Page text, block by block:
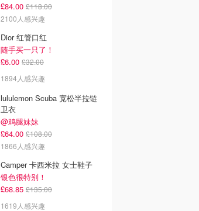
£84.00 £118.00
2100人感兴趣
Dior 红管口红
随手买一只了！
£6.00 £32.00
1894人感兴趣
lululemon Scuba 宽松半拉链
卫衣
@鸡腿妹妹
£64.00 £108.00
1866人感兴趣
Camper 卡西米拉 女士鞋子
银色很特别！
£68.85 £135.00
1619人感兴趣